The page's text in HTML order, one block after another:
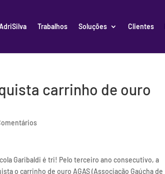
Trabalhos Soluções Clientes
carrinho de ouro
Garibaldi é tri! Pelo terceiro ano consecutivo, a
o carrinho de ouro AGAS (Associação Gaúcha de